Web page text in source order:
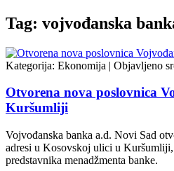
Tag: vojvođanska
Kategorija: Ekonomija | Objavljeno
Otvorena nova poslovnica
Kuršumliji
Vojvođanska banka a.d. Novi Sad
adresi u Kosovskoj ulici u
predstavnika menadžmenta banke.